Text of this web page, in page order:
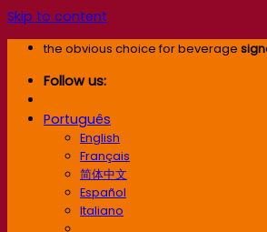
Skip to content
the obvious choice for beverage
Follow us:
Português
English
Français
简体中文
Español
Italiano